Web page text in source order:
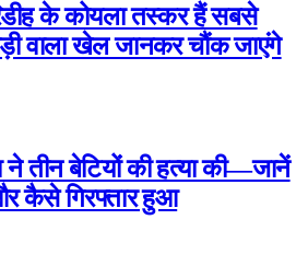
के कोयला तस्कर हैं सबसे
वाला खेल जानकर चौंक जाएंगे
ने तीन बेटियों की हत्या की—जानें
कैसे गिरफ्तार हुआ